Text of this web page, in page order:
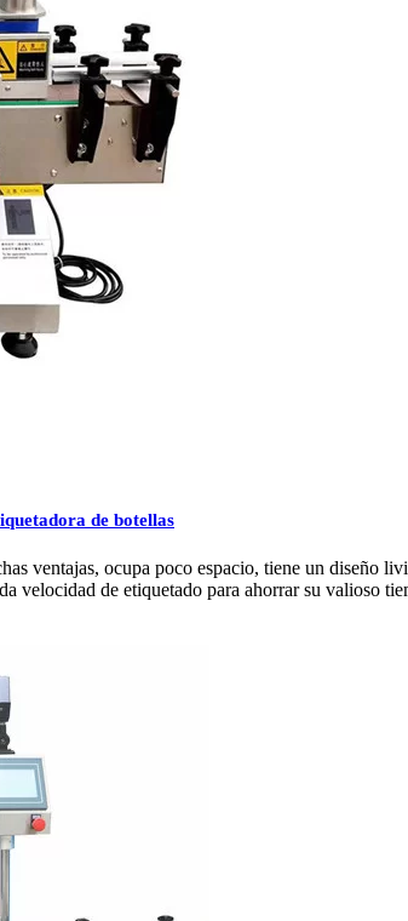
de botellas
ventajas, ocupa poco espacio, tiene un diseño
de etiquetado para ahorrar su valioso